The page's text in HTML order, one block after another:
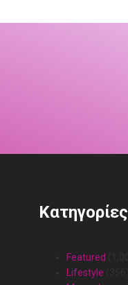
Κατηγορίες
Featured
Lifestyle